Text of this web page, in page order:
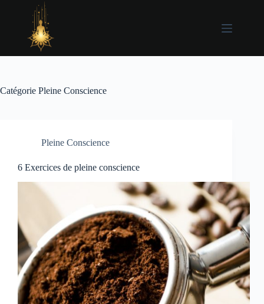
Catégorie Pleine Conscience
Pleine Conscience
6 Exercices de pleine conscience